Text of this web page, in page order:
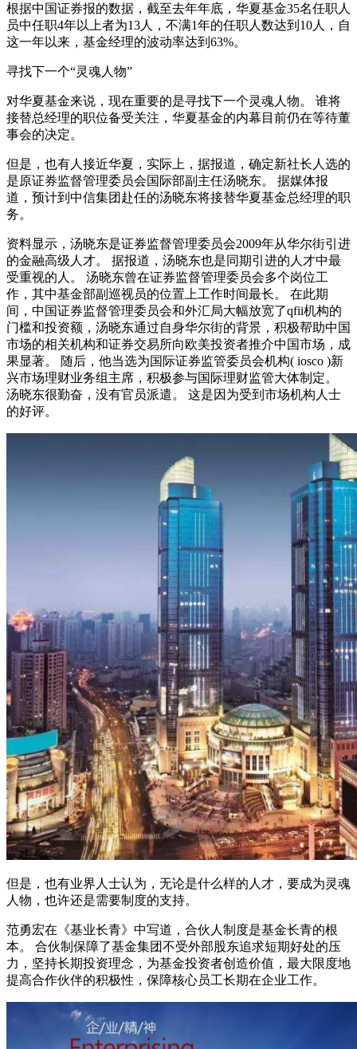
根据中国证券报的数据，截至去年年底，华夏基金35名任职人
员中任职4年以上者为13人，不满1年的任职人数达到10人，自
这一年以来，基金经理的波动率达到63%。
寻找下一个“灵魂人物”
对华夏基金来说，现在重要的是寻找下一个灵魂人物。 谁将
接替总经理的职位备受关注，华夏基金的内幕目前仍在等待董
事会的决定。
但是，也有人接近华夏，实际上，据报道，确定新社长人选的
是原证券监督管理委员会国际部副主任汤晓东。 据媒体报
道，预计到中信集团赴任的汤晓东将接替华夏基金总经理的职
务。
资料显示，汤晓东是证券监督管理委员会2009年从华尔街引进
的金融高级人才。 据报道，汤晓东也是同期引进的人才中最
受重视的人。 汤晓东曾在证券监督管理委员会多个岗位工
作，其中基金部副巡视员的位置上工作时间最长。 在此期
间，中国证券监督管理委员会和外汇局大幅放宽了qfii机构的
门槛和投资额，汤晓东通过自身华尔街的背景，积极帮助中国
市场的相关机构和证券交易所向欧美投资者推介中国市场，成
果显著。 随后，他当选为国际证券监管委员会机构( iosco )新
兴市场理财业务组主席，积极参与国际理财监管大体制定。
汤晓东很勤奋，没有官员派遣。 这是因为受到市场机构人士
的好评。
但是，也有业界人士认为，无论是什么样的人才，要成为灵魂
人物，也许还是需要制度的支持。
范勇宏在《基业长青》中写道，合伙人制度是基金长青的根
本。 合伙制保障了基金集团不受外部股东追求短期好处的压
力，坚持长期投资理念，为基金投资者创造价值，最大限度地
提高合作伙伴的积极性，保障核心员工长期在企业工作。